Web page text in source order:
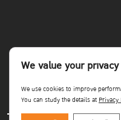
We value your privacy
We use cookies to improve
You can study the details at